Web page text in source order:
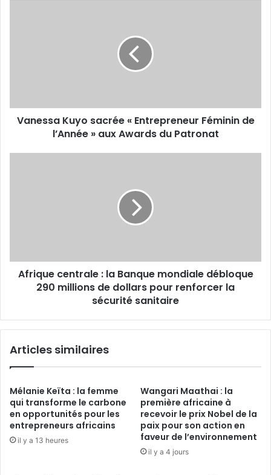
»
auxVanessa Kuyo sacrée « Entrepreneur Féminin de
l’Année » aux Awards du Patronat
millions
la
sanitaire
Afrique centrale : la Banque mondiale débloque
290 millions de dollars pour renforcer la
sécurité sanitaire
Articles similaires
Mélanie Keïta : la femme
qui transforme le carbone
en opportunités pour les
entrepreneurs africains
il y a 13 heures
Wangari Maathai : la
première africaine à
recevoir le prix Nobel de la
paix pour son action en
faveur de l’environnement
il y a 4 jours